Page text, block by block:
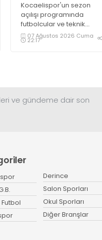
Kocaelispor'un sezon
açılışı programında
futbolcular ve teknik
heyetle bir araya gelen
Başkan Tahir Büyükakın,
07 Ağustos 2026 Cuma
22:17
ve gündeme dair son
Derince
Salon Sporları
Okul Sporları
Diğer Branşlar